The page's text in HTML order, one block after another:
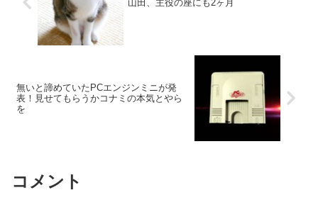
山田、主役の座にも2ヶ月
無いと諦めていたPCエンジンミニが発
表！見せてもらうかコナミの本気とやら
を
コメント